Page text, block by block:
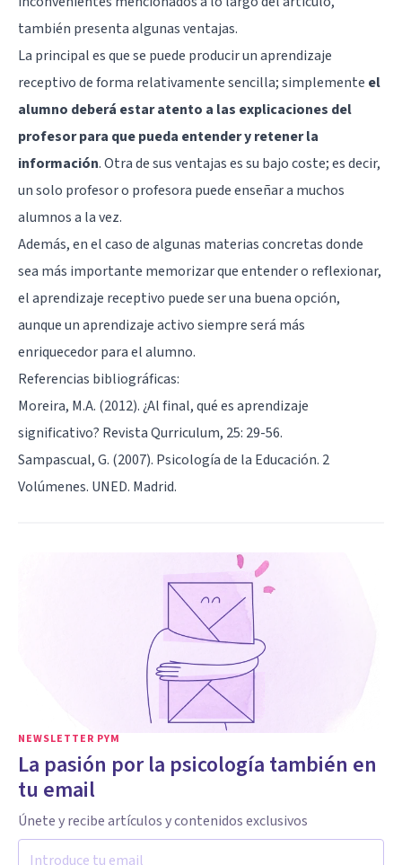
también presenta algunas ventajas.
La principal es que se puede producir un aprendizaje
receptivo de forma relativamente sencilla; simplemente el
alumno deberá estar atento a las explicaciones del
profesor para que pueda entender y retener la
información. Otra de sus ventajas es su bajo coste; es decir,
un solo profesor o profesora puede enseñar a muchos
alumnos a la vez.
Además, en el caso de algunas materias concretas donde
sea más importante memorizar que entender o reflexionar,
el aprendizaje receptivo puede ser una buena opción,
aunque un aprendizaje activo siempre será más
enriquecedor para el alumno.
Referencias bibliográficas:
Moreira, M.A. (2012). ¿Al final, qué es aprendizaje
significativo? Revista Qurriculum, 25: 29-56.
Sampascual, G. (2007). Psicología de la Educación. 2
Volúmenes. UNED. Madrid.
NEWSLETTER PYM
La pasión por la psicología también en
tu email
Únete y recibe artículos y contenidos exclusivos